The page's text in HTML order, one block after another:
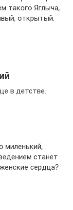
такого Яглыча,
открытый.
в детстве.
миленький,
станет
сердца?